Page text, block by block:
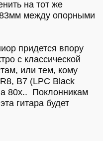
на тот же
между опорными
придется впору
с классической
или тем, кому
B7 (LPC Black
80х.. Поклонникам
гитара будет